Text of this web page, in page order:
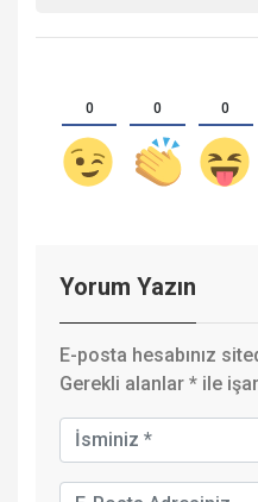
0 0 0
Yorum Yazın
E-posta hesabınız
Gerekli alanlar * ile